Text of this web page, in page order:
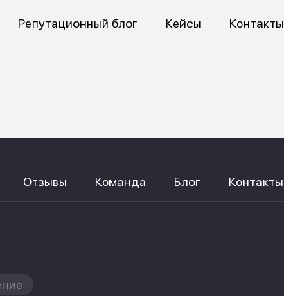
Репутационный блог Кейсы Контакты
Отзывы Команда Блог Контакты